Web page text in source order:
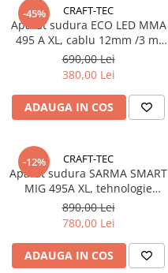
-45% CRAFT-TEC
Aparat sudura ECO LED MMA
495 A XL, cablu 12mm /3 m,
MX953
690,00 Lei
380,00 Lei
ADAUGA IN COS
-12% CRAFT-TEC
Aparat sudura SARMA SMART
MIG 495A XL, tehnologie
FCAW, cablu 2M, MX938
890,00 Lei
780,00 Lei
ADAUGA IN COS